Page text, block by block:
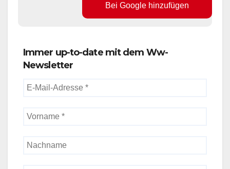
Bei Google hinzufügen
Immer up-to-date mit dem Ww-
Newsletter